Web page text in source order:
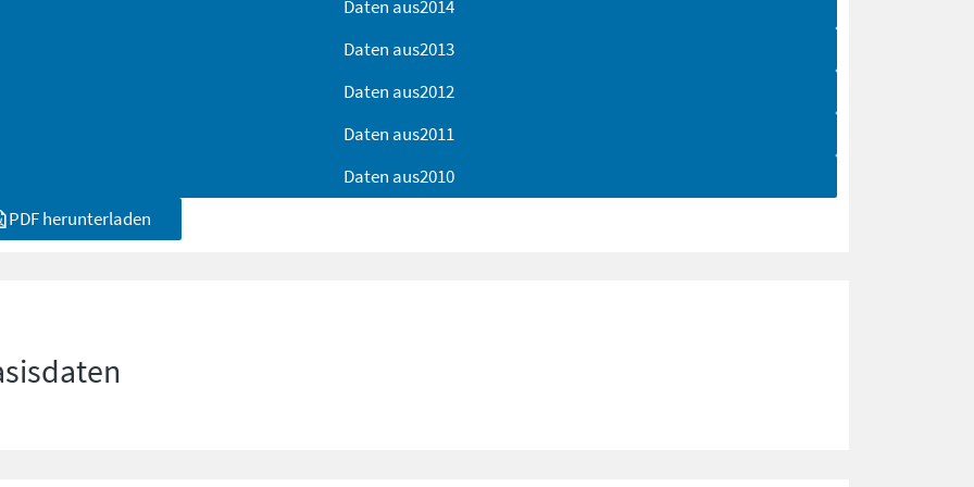
Daten aus2014
Daten aus2013
Daten aus2012
Daten aus2011
Daten aus2010
PDF herunterladen